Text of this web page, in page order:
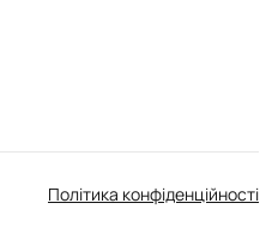
Політика конфіденційності